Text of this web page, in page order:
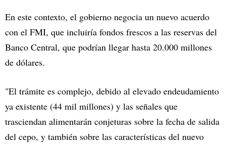
En este contexto, el gobierno negocia un nuevo acuerdo
con el FMI, que incluiría fondos frescos a las reservas del
Banco Central, que podrían llegar hasta 20.000 millones
de dólares.
"El trámite es complejo, debido al elevado endeudamiento
ya existente (44 mil millones) y las señales que
trasciendan alimentarán conjeturas sobre la fecha de salida
del cepo, y también sobre las características del nuevo